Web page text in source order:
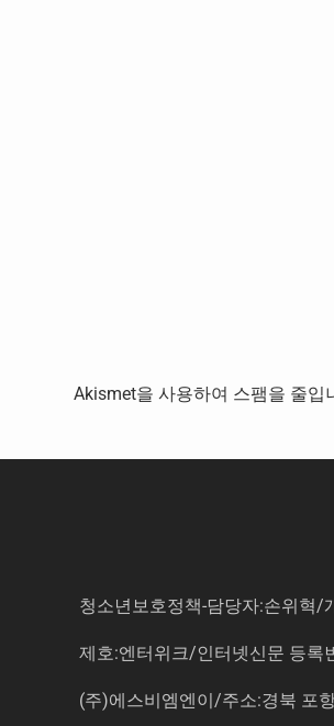
Akismet을 사용하여 스팸을 줄입
청소년보호정책-담당자:손위혁/
제호:엔터위크/인터넷신문 등
(주)에스비엠엔이/주소:경북 포